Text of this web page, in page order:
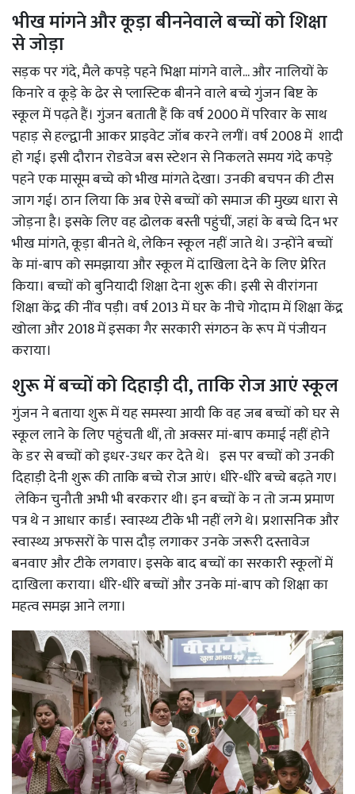
भीख मांगने और कूड़ा बीननेवाले बच्चों को शिक्षा
से जोड़ा
सड़क पर गंदे, मैले कपड़े पहने भिक्षा मांगने वाले... और नालियों के
किनारे व कूड़े के ढेर से प्लास्टिक बीनने वाले बच्चे गुंजन बिष्ट के
स्कूल में पढ़ते हैं। गुंजन बताती हैं कि वर्ष 2000 में परिवार के साथ
पहाड़ से हल्द्वानी आकर प्राइवेट जॉब करने लगीं। वर्ष 2008 में शादी
हो गई। इसी दौरान रोडवेज बस स्टेशन से निकलते समय गंदे कपड़े
पहने एक मासूम बच्चे को भीख मांगते देखा। उनकी बचपन की टीस
जाग गई। ठान लिया कि अब ऐसे बच्चों को समाज की मुख्य धारा से
जोड़ना है। इसके लिए वह ढोलक बस्ती पहुंचीं, जहां के बच्चे दिन भर
भीख मांगते, कूड़ा बीनते थे, लेकिन स्कूल नहीं जाते थे। उन्होंने बच्चों
के मां-बाप को समझाया और स्कूल में दाखिला देने के लिए प्रेरित
किया। बच्चों को बुनियादी शिक्षा देना शुरू की। इसी से वीरांगना
शिक्षा केंद्र की नींव पड़ी। वर्ष 2013 में घर के नीचे गोदाम में शिक्षा केंद्र
खोला और 2018 में इसका गैर सरकारी संगठन के रूप में पंजीयन
कराया।
शुरू में बच्चों को दिहाड़ी दी, ताकि रोज आएं स्कूल
गुंजन ने बताया शुरू में यह समस्या आयी कि वह जब बच्चों को घर से
स्कूल लाने के लिए पहुंचती थीं, तो अक्सर मां-बाप कमाई नहीं होने
के डर से बच्चों को इधर-उधर कर देते थे। इस पर बच्चों को उनकी
दिहाड़ी देनी शुरू की ताकि बच्चे रोज आएं। धीरे-धीरे बच्चे बढ़ते गए।
लेकिन चुनौती अभी भी बरकरार थी। इन बच्चों के न तो जन्म प्रमाण
पत्र थे न आधार कार्ड। स्वास्थ्य टीके भी नहीं लगे थे। प्रशासनिक और
स्वास्थ्य अफसरों के पास दौड़ लगाकर उनके जरूरी दस्तावेज
बनवाए और टीके लगवाए। इसके बाद बच्चों का सरकारी स्कूलों में
दाखिला कराया। धीरे-धीरे बच्चों और उनके मां-बाप को शिक्षा का
महत्व समझ आने लगा।